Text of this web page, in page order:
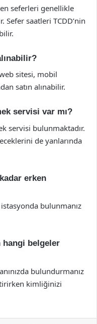
seferleri genellikle
saatleri TCDD’nin
sitesi, mobil
satın alınabilir.
servisi var mı?
servisi bulunmaktadır.
de yanlarında
erken
bulunmanız
hangi belgeler
bulundurmanız
kimliğinizi